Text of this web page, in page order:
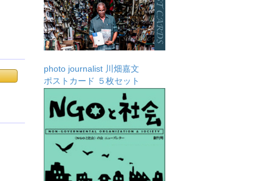
photo journalist 川畑嘉文
ポストカード ５枚セット